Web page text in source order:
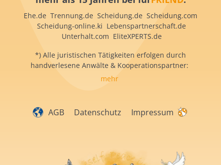
Ehe.de Trennung.de Scheidung.de Scheidung.com
Scheidung-online.ki Lebenspartnerschaft.de
Unterhalt.com EliteXPERTS.de
*) Alle juristischen Tätigkeiten erfolgen durch
handverlesene Anwälte & Kooperationspartner:
mehr
AGB Datenschutz Impressum